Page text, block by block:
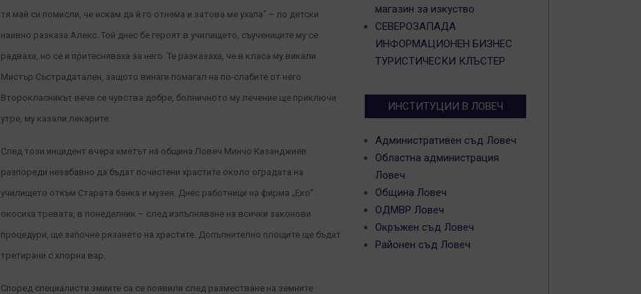
тя май си помисли, че искам да й го отнема и затова ме ухапа” – по детски
наивно разказа Алекс. Той днес бе героят в училището, съучениците му се
радваха, но се и притесняваха за него. Те разказаха, че в класа му викали
Мистър Състрадатален, защото винаги помагал на по-слабите от него.
Второкласникът вече се чувства добре, болничното му лечение ще приключи
утре, му казали лекарите.
След този инцидент вчера кметът на община Ловеч Минчо Казанджиев
разпореди незабавно да бъдат почистени храстите около оградата на
училището откъм Старата банка и музея. Днес работници на фирма „Еко”
окосиха тревата, в понеделник – след изпълняване на всички законови
процедури, ще започне рязането на храстите. Допълнително площите ще бъдат
третирани с хлорна вар.
Според специалисти змиите са се появили след разместване на земните
магазин за изкуство
СЕВЕРОЗАПАДА
ИНФОРМАЦИОНЕН БИЗНЕС
ТУРИСТИЧЕСКИ КЛЪСТЕР
ИНСТИТУЦИИ В ЛОВЕЧ
Административен съд Ловеч
Областна администрация
Ловеч
Община Ловеч
ОДМВР Ловеч
Окръжен съд Ловеч
Районен съд Ловеч